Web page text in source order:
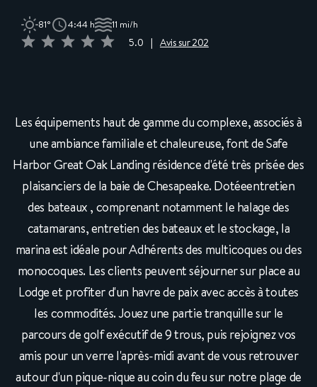
81° 4:44 h 11 mi/h
5.0 Avis sur 202
Les équipements haut de gamme du complexe, associés à
une ambiance familiale et chaleureuse, font de Safe
Harbor Great Oak Landing résidence d'été très prisée des
plaisanciers de la baie de Chesapeake. Dotéeentretien
des bateaux , comprenant notamment le halage des
catamarans, entretien des bateaux et le stockage, la
marina est idéale pour Adhérents des multicoques ou des
monocoques. Les clients peuvent séjourner sur place au
Lodge et profiter d'un havre de paix avec accès à toutes
les commodités. Jouez une partie tranquille sur le
parcours de golf exécutif de 9 trous, puis rejoignez vos
amis pour un verre l'après-midi avant de vous retrouver
autour d'un pique-nique au coin du feu sur notre plage de